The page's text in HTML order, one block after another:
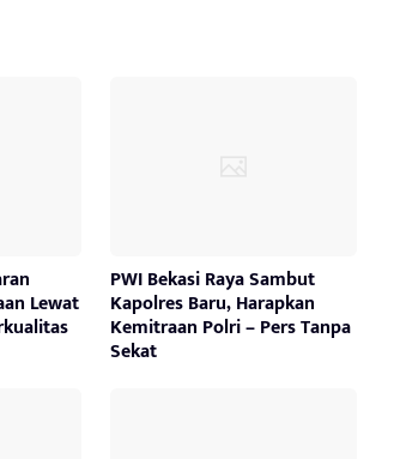
Lewat
PWI Bekasi Raya Sambut
Kapolres Baru, Harapkan
Kemitraan Polri – Pers Tanpa
Sekat